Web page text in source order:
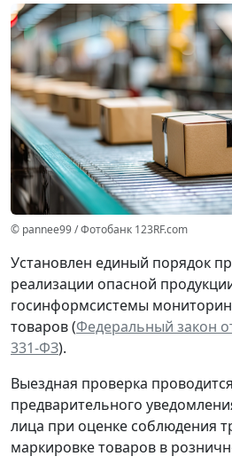
© pannee99 / Фотобанк 123RF.com
Установлен единый порядок
реализации опасной
госинформсистемы
товаров (Федеральный закон
331-ФЗ).
Выездная проверка
предварительного
лица при оценке соблюдения
маркировке товаров в